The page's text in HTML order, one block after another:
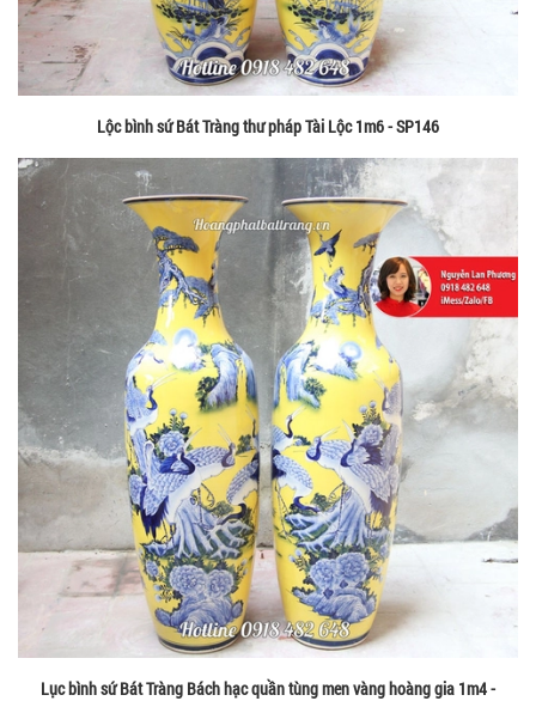
Lộc bình sứ Bát Tràng thư pháp Tài Lộc 1m6 - SP146
Lục bình sứ Bát Tràng Bách hạc quần tùng men vàng hoàng gia 1m4 -